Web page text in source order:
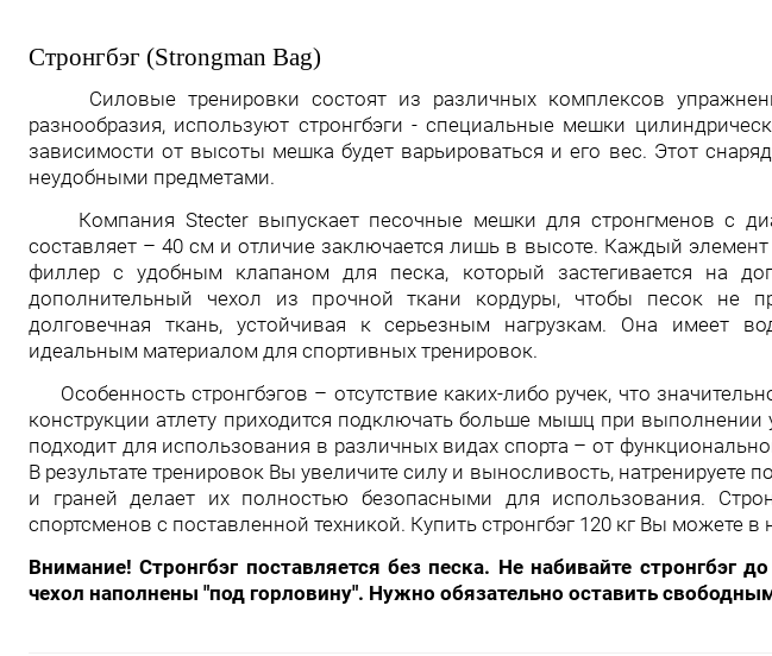
Стронгбэг (Strongman Bag)
Силовые тренировки состоят из различных комплексов
разнообразия, используют стронгбэги -специальные мешки
зависимости от высоты мешка будет варьироваться и его вес. Этот
неудобными предметами.
Компания Stecter выпускает песочные мешки для стронгменов с
составляет –40 см иотличие заключается лишь в высоте. Каждый элемент
филлер с удобным клапаном для песка, который застегивается на
дополнительный чехол из прочной ткани кордуры, чтобы песок не
долговечная ткань, устойчивая к серьезным нагрузкам. Она имеет
идеальным материалом для спортивных тренировок.
Особенность стронгбэгов – отсутствие каких-либо ручек, что
конструкции атлету приходится подключать больше мышц при
подходит для использования в различных видах спорта – от
В результате тренировок Вы увеличите силу и выносливость, натренируете
и граней делает их полностью безопасными для использования.
спортсменов с поставленной техникой. Купить стронгбэг 120 кг Вы можете
Внимание! Стронгбэг поставляется без песка. Не набивайте стронгбэг
чехол наполнены "под горловину". Нужно обязательно оставить